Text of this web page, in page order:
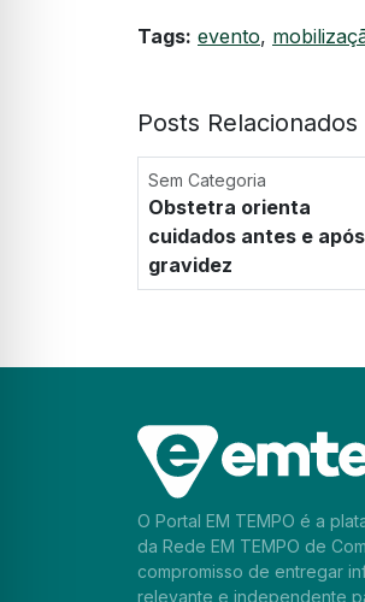
Tags: evento,
Posts Relacionados
Sem Categoria
Obstetra orienta
cuidados antes e
gravidez
O Portal EM TEMPO é a
da Rede EM TEMPO de
compromisso de entregar
relevante e independente